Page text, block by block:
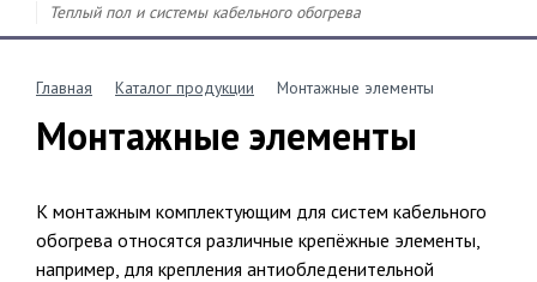
Теплый пол и системы кабельного обогрева
Главная Каталог продукции Монтажные элементы
Монтажные элементы
К монтажным комплектующим для систем кабельного
обогрева относятся различные крепёжные элементы,
например, для крепления антиобледенительной